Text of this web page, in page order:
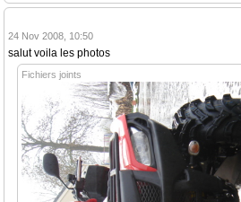
24 Nov 2008, 10:50
salut voila les photos
Fichiers joints